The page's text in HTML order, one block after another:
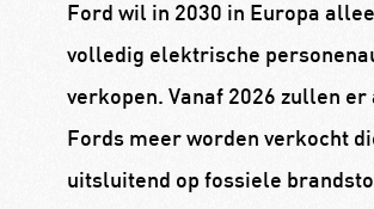
Ford wil in 2030 in Europa
volledig elektrische
verkopen. Vanaf 2026 zullen er
Fords meer worden verkocht
uitsluitend op fossiele